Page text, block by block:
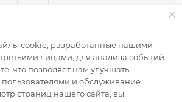
женщин
cookie, разработанные нашими
лицами, для анализа событий
что позволяет нам улучшать
и обслуживание.
страниц нашего сайта, вы